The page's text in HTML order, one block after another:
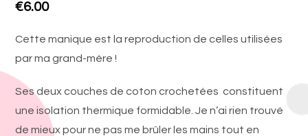
€6.00
Cette manique est la reproduction de celles utilisées
par ma grand-mère !
Ses deux couches de coton crochetées constituent
une isolation thermique formidable. Je n’ai rien trouvé
de mieux pour ne pas me brûler les mains tout en